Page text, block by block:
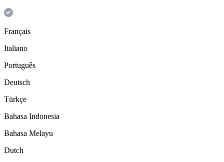
Français
Italiano
Português
Deutsch
Türkçe
Bahasa Indonesia
Bahasa Melayu
Dutch